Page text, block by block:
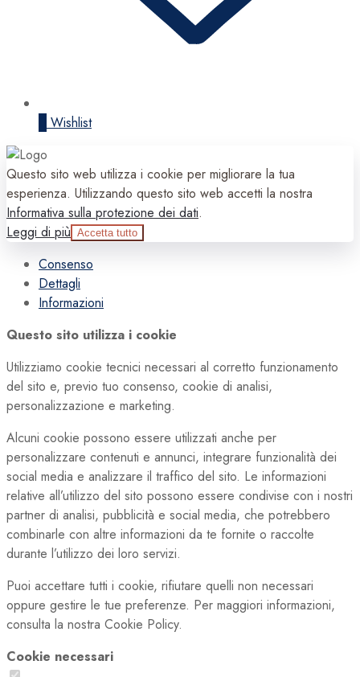
Wishlist
Questo sito web utilizza i cookie per migliorare la tua
esperienza. Utilizzando questo sito web accetti la nostra
Informativa sulla protezione dei dati.
Leggi di più Accetta tutto
Consenso
Dettagli
Informazioni
Questo sito utilizza i cookie
Utilizziamo cookie tecnici necessari al corretto funzionamento
del sito e, previo tuo consenso, cookie di analisi,
personalizzazione e marketing.
Alcuni cookie possono essere utilizzati anche per
personalizzare contenuti e annunci, integrare funzionalità dei
social media e analizzare il traffico del sito. Le informazioni
relative all’utilizzo del sito possono essere condivise con i nostri
partner di analisi, pubblicità e social media, che potrebbero
combinarle con altre informazioni da te fornite o raccolte
durante l’utilizzo dei loro servizi.
Puoi accettare tutti i cookie, rifiutare quelli non necessari
oppure gestire le tue preferenze. Per maggiori informazioni,
consulta la nostra Cookie Policy.
Cookie necessari